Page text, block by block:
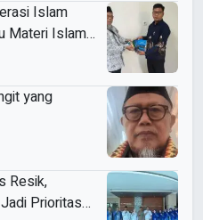
Islam
Materi Islam
yang
Resik,
Prioritas